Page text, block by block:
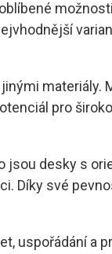
materiály.
pro
desky s
Díky své
uspořádání a